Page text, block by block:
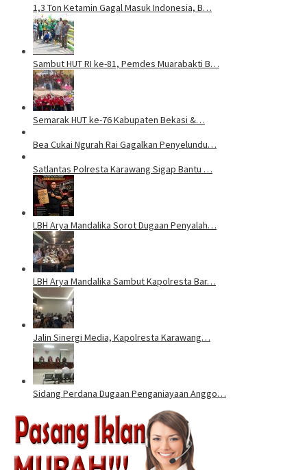
1,3 Ton Ketamin Gagal Masuk Indonesia, B…
Sambut HUT RI ke-81, Pemdes Muarabakti B…
Semarak HUT ke-76 Kabupaten Bekasi &…
Bea Cukai Ngurah Rai Gagalkan Penyelundu…
Satlantas Polresta Karawang Sigap Bantu …
LBH Arya Mandalika Sorot Dugaan Penyalah…
LBH Arya Mandalika Sambut Kapolresta Bar…
Jalin Sinergi Media, Kapolresta Karawang…
Sidang Perdana Dugaan Penganiayaan Anggo…